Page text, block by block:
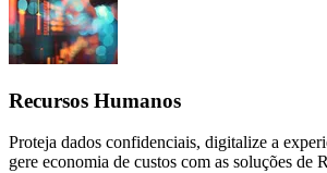
Recursos Humanos
Proteja dados confidenciais, digitalize a
gere economia de custos com as soluções de